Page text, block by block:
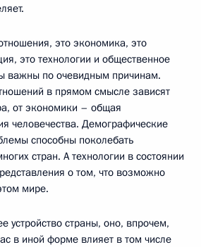
это экономика, это
это технологии и общественное
важны по очевидным причинам.
в прямом смысле зависят
от экономики – общая
человечества. Демографические
способны поколебать
стран. А технологии в состоянии
о том, что возможно
мире.
устройство страны, оно, впрочем,
в иной форме влияет в том числе